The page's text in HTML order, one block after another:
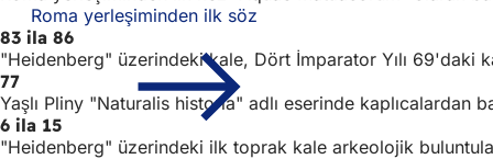
Roma yerleşiminden ilk söz
83 ila 86
"Heidenberg" üzerindeki kale, Dört İmparator Yılı 69'daki
77
Yaşlı Pliny "Naturalis historia" adlı eserinde
6 ila 15
"Heidenberg" üzerindeki ilk toprak kale arkeolojik